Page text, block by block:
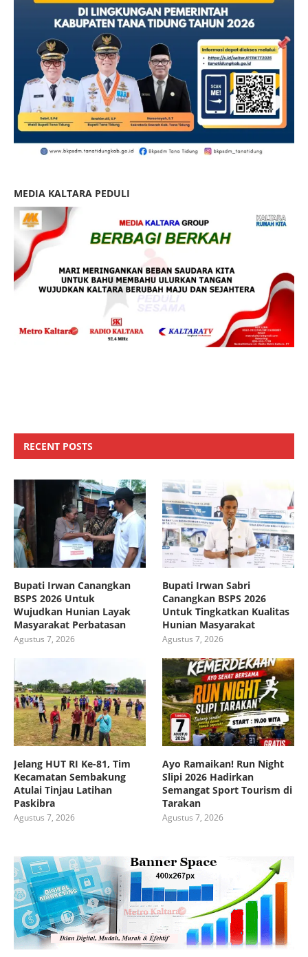
MEDIA KALTARA PEDULI
RECENT POSTS
Bupati Irwan Canangkan
BSPS 2026 Untuk
Wujudkan Hunian Layak
Masyarakat Perbatasan
Agustus 7, 2026
Bupati Irwan Sabri
Canangkan BSPS 2026
Untuk Tingkatkan Kualitas
Hunian Masyarakat
Agustus 7, 2026
Jelang HUT RI Ke-81, Tim
Kecamatan Sembakung
Atulai Tinjau Latihan
Paskibra
Agustus 7, 2026
Ayo Ramaikan! Run Night
Slipi 2026 Hadirkan
Semangat Sport Tourism di
Tarakan
Agustus 7, 2026